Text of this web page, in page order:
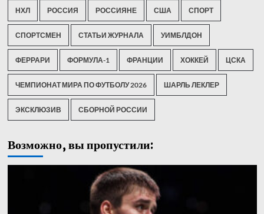
НХЛ РОССИЯ РОССИЯНЕ США СПОРТ
СПОРТСМЕН СТАТЬИ ЖУРНАЛА УИМБЛДОН
ФЕРРАРИ ФОРМУЛА-1 ФРАНЦИИ ХОККЕЙ ЦСКА
ЧЕМПИОНАТ МИРА ПО ФУТБОЛУ 2026 ШАРЛЬ ЛЕКЛЕР
ЭКСКЛЮЗИВ СБОРНОЙ РОССИИ
Возможно, вы пропустили: